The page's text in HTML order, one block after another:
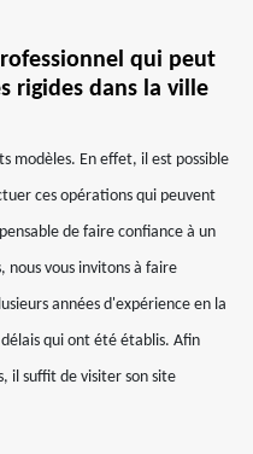
qui peut
rigides dans la ville
modèles. En effet, il est possible
ces opérations qui peuvent
de faire confiance à un
nous vous invitons à faire
années d'expérience en la
qui ont été établis. Afin
il suffit de visiter son site